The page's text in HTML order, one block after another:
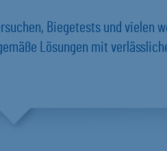
Biegetests und vielen
Lösungen mit